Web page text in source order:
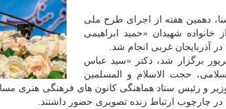
دهمین هفته از اجرای طرح ملی
شهیدان «حمید ابراهیمی
آذربایجان غربی انجام شد.
آیین که سه شنبه 11 شهریور برگزار شد، دکتر «سید عباس
حجت الاسلام و المسلمین
و رئیس ستاد هماهنگی کانون های فرهنگی هنری
در چارچوب ارتباط زنده تصویری حضور داشتند.